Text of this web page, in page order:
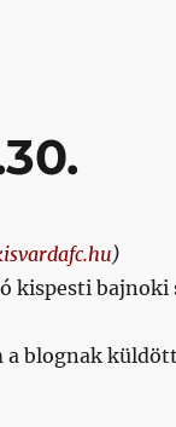
)
kispesti
blognak